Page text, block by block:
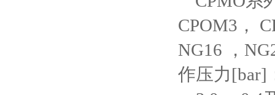
CPOM3，
NG16 ，
作压力[bar]